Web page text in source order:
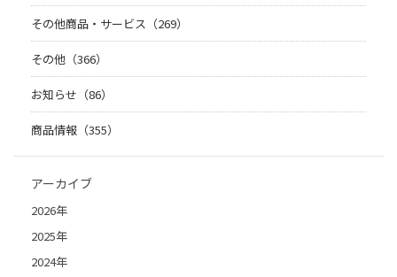
その他商品・サービス（269）
その他（366）
お知らせ（86）
商品情報（355）
アーカイブ
2026年
2025年
2024年